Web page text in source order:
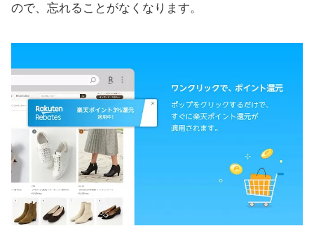
ので、忘れることがなくなります。